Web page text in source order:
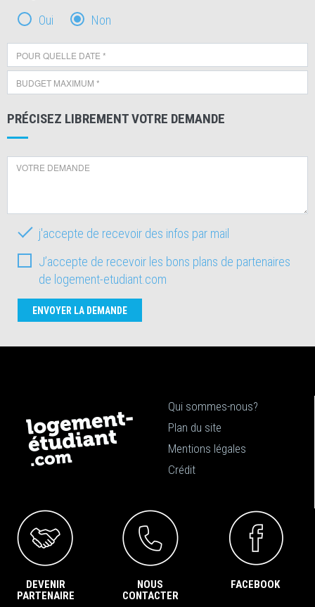
Oui
Non
PRÉCISEZ LIBREMENT VOTRE DEMANDE
j'accepte de recevoir des infos par mail
J’accepte de recevoir les bons plans de partenaires
de logement-etudiant.com
ENVOYER LA DEMANDE
Qui sommes-nous?
Plan du site
Mentions légales
Crédit
DEVENIR
PARTENAIRE
NOUS
CONTACTER
FACEBOOK